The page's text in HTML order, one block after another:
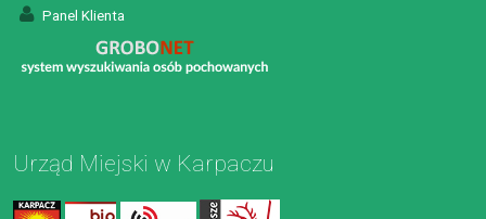
Panel Klienta
Urząd Miejski w Karpaczu